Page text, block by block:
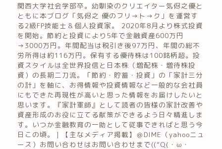
関西大学社会学部卒。幼馴染のクリエイター気侭之優と
ともに本ブログ「気侭之 優のフリ→ト→ク」を運営す
る2級FP技能士＆個人投資家。 2020年8月より株式投資
を開始。節約と投資により5年で金融資産600万円
→3000万円。年間配当は税引き後97万円、年間の総不
労所得は約116万円。保有する優待株は100銘柄超。投
資スタイルは全世界投信と日本株（増配株・増待株投
資）の長期二刀流。「節約・貯蓄・投資」の「家計三分
の計」を軸に、お得情報や投資情報など一般的な会社員
にもできた再現性が高いと思った情報をお届けしたいと
思います。『家計軍師』として読者の皆様の家計改善や
資産形成のお役に立てる献策ができるよう日々精進しま
す。いつか金融教育の一助として従事できればと思う今
日この頃。｜【主なメディア掲載】＠DIME（yahooニュ
ース）お問い合わせはお問い合わせまで((“Q(・ω・